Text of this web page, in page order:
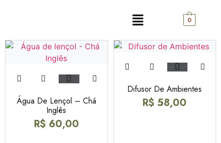
0
Água De Lençol – Chá
Inglês
R$ 60,00
Difusor De Ambientes
R$ 58,00